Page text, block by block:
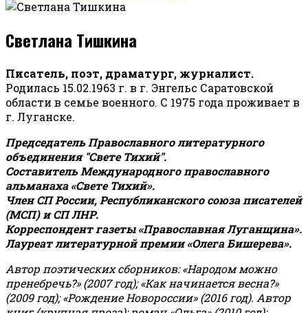
Светлана Тишкина
Писатель, поэт, драматург, журналист.
Родилась 15.02.1963 г. в г. Энгельс Саратовской
области в семье военного. С 1975 года проживает в
г. Луганске.
Председатель Православного литературного
объединения "Свете Тихий".
Составитель Международного православного
альманаха «Свете Тихий».
Член СП России, Республиканского союза писателей
(МСП) и СП ЛНР.
Корреспондент газеты «Православная Луганщина».
Лауреат литературной премии «Олега Бишерева».
Автор поэтических сборников: «Народом можно
пренебречь?» (2007 год); «Как начинается весна?»
(2009 год); «Рождение Новороссии» (2016 год). Автор